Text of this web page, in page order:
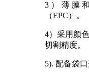
3）薄膜
（EPC）。
4）采用颜
切割精度。
5). 配备袋